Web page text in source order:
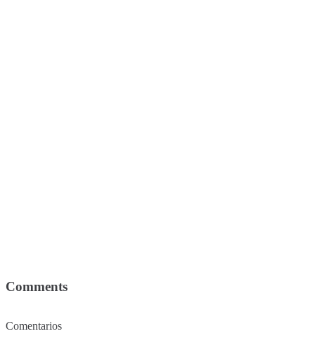
Comments
Comentarios